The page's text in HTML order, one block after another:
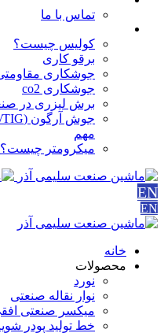
تماس با ما
کولیس چیست؟
برقو کاری
جوشکاری
جوشکاری co2
برش لیزری در
مهم
میکرومتر چیست؟
EN
EN
خانه
محصولات
نورد
نوار نقاله صنعتی
ميكسر صنعتی
خط تولید پودر